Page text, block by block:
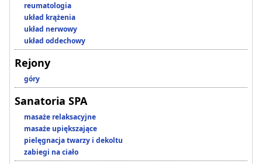
reumatologia
układ krążenia
układ nerwowy
układ oddechowy
Rejony
góry
Sanatoria SPA
masaże relaksacyjne
masaże upiększające
pielęgnacja twarzy i dekoltu
zabiegi na ciało